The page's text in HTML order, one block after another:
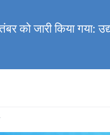
को जारी किया गया: